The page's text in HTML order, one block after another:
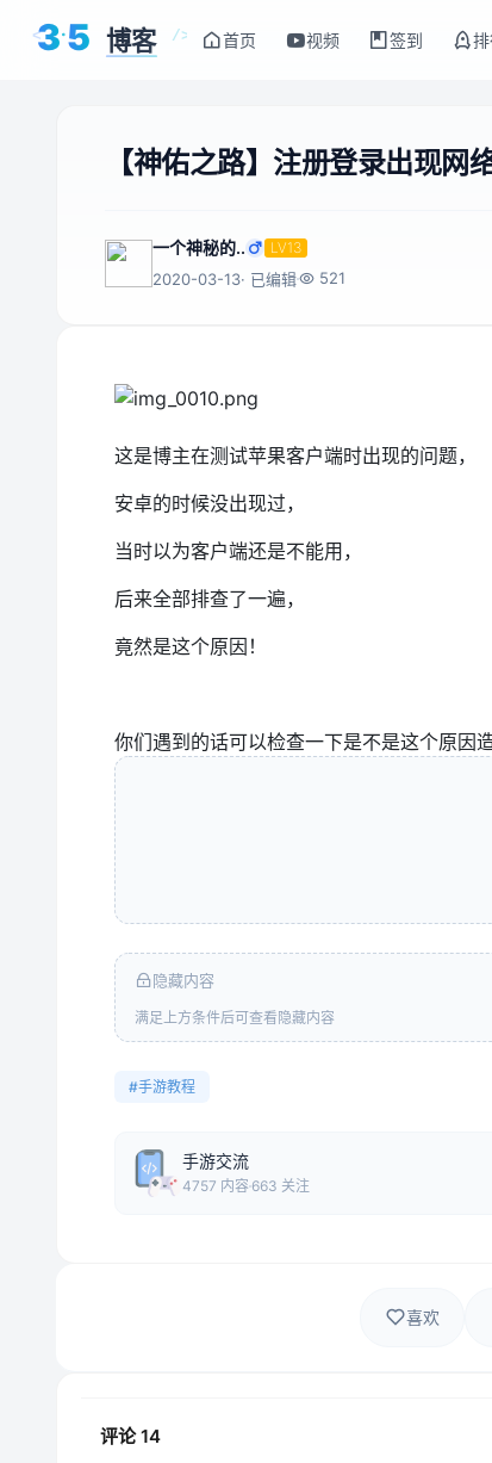
< />
35 博客 首页 视频 签到
【神佑之路】注册登录出现
一个神秘的.. LV13
2020-03-13· 已编辑 521
这是博主在测试苹果客户端时出现的问题，
安卓的时候没出现过，
当时以为客户端还是不能用，
后来全部排查了一遍，
竟然是这个原因！
你们遇到的话可以检查一下是不是这个原因
隐藏内容
满足上方条件后可查看隐藏内容
#手游教程
手游交流
4757 内容 663 关注
喜欢
评论14